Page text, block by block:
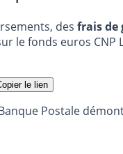
des frais de
le fonds euros CNP
le lien
Postale